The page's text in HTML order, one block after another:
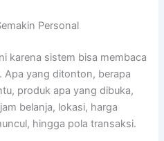
Personal
karena sistem bisa membaca
Apa yang ditonton, berapa
produk apa yang dibuka,
belanja, lokasi, harga
hingga pola transaksi.